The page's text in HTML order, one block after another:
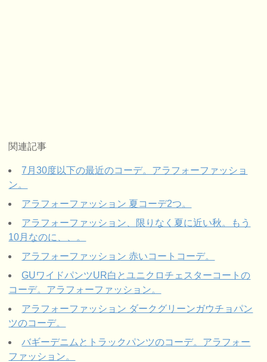
関連記事
7月30度以下の最近のコーデ。アラフォーファッショ
ン。
アラフォーファッション 夏コーデ2つ。
アラフォーファッション、限りなく夏に近い秋。もう
10月なのに、、。
アラフォーファッション 赤いコートコーデ。
GUワイドパンツUR白とユニクロチェスターコートの
コーデ。アラフォーファッション。
アラフォーファッション ダークグリーンガウチョパン
ツのコーデ。
バギーデニムとトラックパンツのコーデ。アラフォー
ファッション。